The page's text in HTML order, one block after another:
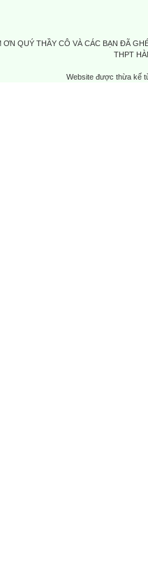
ƠN QUÝ THẦY CÔ VÀ CÁC BẠN ĐÃ
THPT
Website được thừa kế